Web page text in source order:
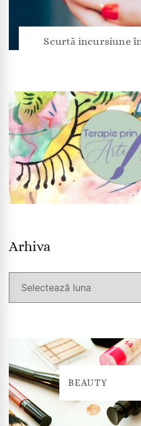
Scurtă incursiune
Arhiva
BEAUTY